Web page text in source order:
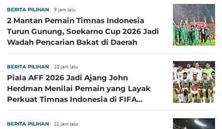
BERITA PILIHAN 9 jam lalu
2 Mantan Pemain Timnas Indonesia
Turun Gunung, Soekarno Cup 2026 Jadi
Wadah Pencarian Bakat di Daerah
BERITA PILIHAN 10 jam lalu
Piala AFF 2026 Jadi Ajang John
Herdman Menilai Pemain yang Layak
Perkuat Timnas Indonesia di FIFA
BERITA PILIHAN 11 jam lalu